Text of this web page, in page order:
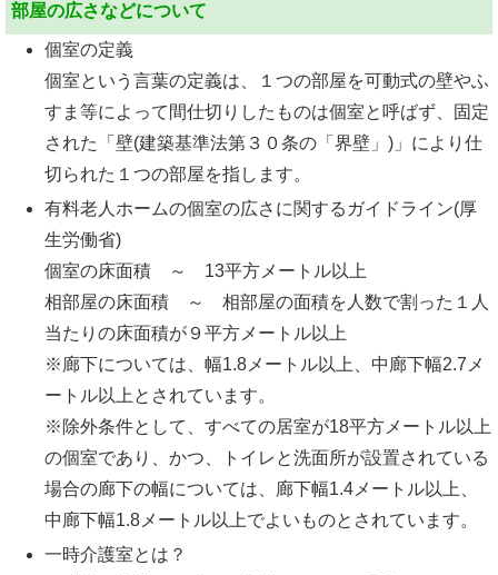
部屋の広さなどについて
個室の定義
個室という言葉の定義は、１つの部屋を可動式の壁やふ
すま等によって間仕切りしたものは個室と呼ばず、固定
された「壁(建築基準法第３０条の「界壁」)」により仕
切られた１つの部屋を指します。
有料老人ホームの個室の広さに関するガイドライン(厚
生労働省)
個室の床面積 ～ 13平方メートル以上
相部屋の床面積 ～ 相部屋の面積を人数で割った１人
当たりの床面積が９平方メートル以上
※廊下については、幅1.8メートル以上、中廊下幅2.7メ
ートル以上とされています。
※除外条件として、すべての居室が18平方メートル以上
の個室であり、かつ、トイレと洗面所が設置されている
場合の廊下の幅については、廊下幅1.4メートル以上、
中廊下幅1.8メートル以上でよいものとされています。
一時介護室とは？